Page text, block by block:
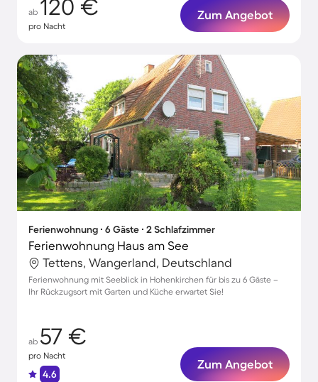
ab 120 €
pro Nacht
Zum Angebot
Ferienwohnung ∙ 6 Gäste ∙ 2 Schlafzimmer
Ferienwohnung Haus am See
Tettens, Wangerland, Deutschland
Ferienwohnung mit Seeblick in Hohenkirchen für bis zu 6 Gäste –
Ihr Rückzugsort mit Garten und Küche erwartet Sie!
ab 57 €
pro Nacht
4.6
Zum Angebot